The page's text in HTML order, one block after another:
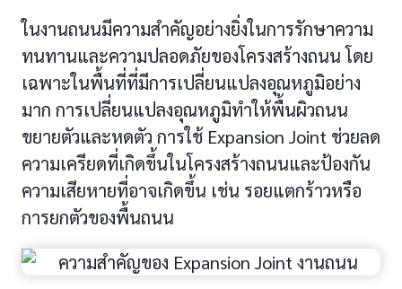
ในงานถนนมีความสำคัญอย่างยิ่งในการรักษาความ
ทนทานและความปลอดภัยของโครงสร้างถนน โดย
เฉพาะในพื้นที่ที่มีการเปลี่ยนแปลงอุณหภูมิอย่าง
มาก การเปลี่ยนแปลงอุณหภูมิทำให้พื้นผิวถนน
ขยายตัวและหดตัว การใช้ Expansion Joint ช่วยลด
ความเครียดที่เกิดขึ้นในโครงสร้างถนนและป้องกัน
ความเสียหายที่อาจเกิดขึ้น เช่น รอยแตกร้าวหรือ
การยกตัวของพื้นถนน